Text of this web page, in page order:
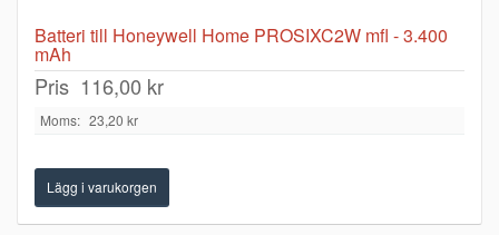
Batteri till Honeywell Home PROSIXC2W mfl - 3.400
mAh
Pris 116,00 kr
Moms: 23,20 kr